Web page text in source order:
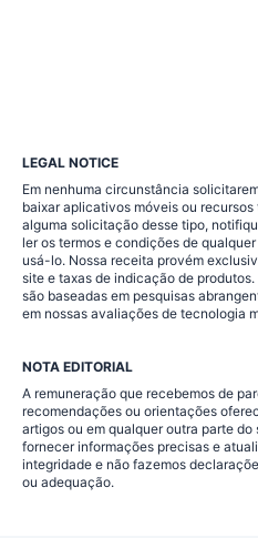
LEGAL NOTICE
Em nenhuma circunstância
baixar aplicativos móveis ou
alguma solicitação desse tipo,
ler os termos e condições de
usá-lo. Nossa receita provém
site e taxas de indicação de
são baseadas em pesquisas
em nossas avaliações de tecnologia
NOTA EDITORIAL
A remuneração que recebemos de
recomendações ou orientações
artigos ou em qualquer outra parte do
fornecer informações precisas e
integridade e não fazemos
ou adequação.